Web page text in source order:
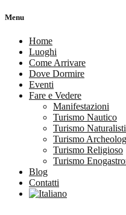
Menu
Home
Luoghi
Come Arrivare
Dove Dormire
Eventi
Fare e Vedere
Manifestazioni
Turismo Nautico
Turismo
Turismo
Turismo Religioso
Turismo
Blog
Contatti